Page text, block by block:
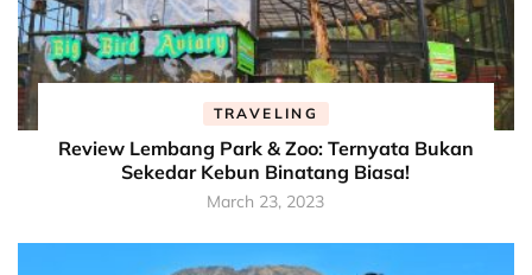
TRAVELING
Review Lembang Park & Zoo: Ternyata Bukan
Sekedar Kebun Binatang Biasa!
March 23, 2023